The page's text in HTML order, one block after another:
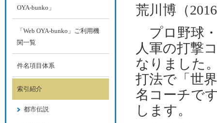
荒川博（2016
プロ野球
人軍の打撃
なりました
打法で「世
名コーチで
します。
OYA-bunko」
「Web OYA-bunko」ご利用機
関一覧
件名項目体系
索引紹介
都市伝説